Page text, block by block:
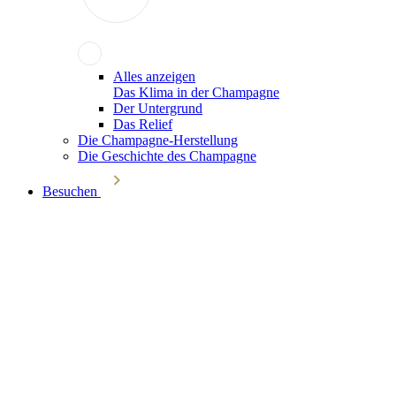
Alles anzeigen
Das Klima in der Champagne
Der Untergrund
Das Relief
Die Champagne-Herstellung
Die Geschichte des Champagne
Besuchen